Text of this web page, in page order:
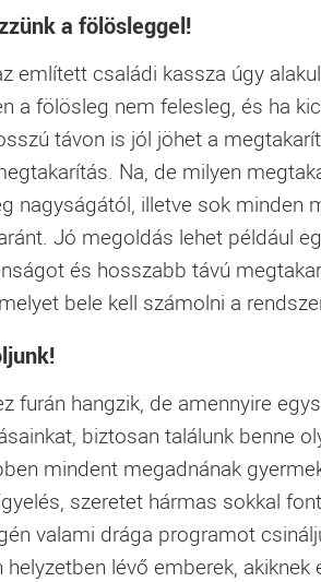
a fölösleggel!
említett családi kassza úgy
a fölösleg nem felesleg, és ha
távon is jól jöhet a
Na, de milyen
nagyságától, illetve sok minden
Jó megoldás lehet például
és hosszabb távú
bele kell számolni a
furán hangzik, de amennyire
biztosan találunk benne
mindent megadnának
szeretet hármas sokkal
valami drága programot
helyzetben lévő emberek,